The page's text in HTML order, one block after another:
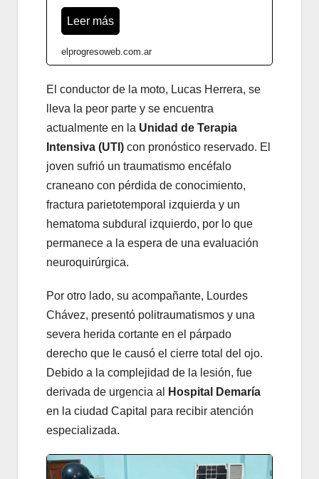
Leer más
elprogresoweb.com.ar
El conductor de la moto, Lucas Herrera, se
lleva la peor parte y se encuentra
actualmente en la Unidad de Terapia
Intensiva (UTI) con pronóstico reservado. El
joven sufrió un traumatismo encéfalo
craneano con pérdida de conocimiento,
fractura parietotemporal izquierda y un
hematoma subdural izquierdo, por lo que
permanece a la espera de una evaluación
neuroquirúrgica.
Por otro lado, su acompañante, Lourdes
Chávez, presentó politraumatismos y una
severa herida cortante en el párpado
derecho que le causó el cierre total del ojo.
Debido a la complejidad de la lesión, fue
derivada de urgencia al
Hospital Demaría
en la ciudad Capital para recibir atención
especializada.